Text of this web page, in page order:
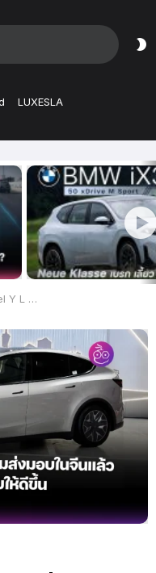
LUXESLA
มอบในจีนแล้ว